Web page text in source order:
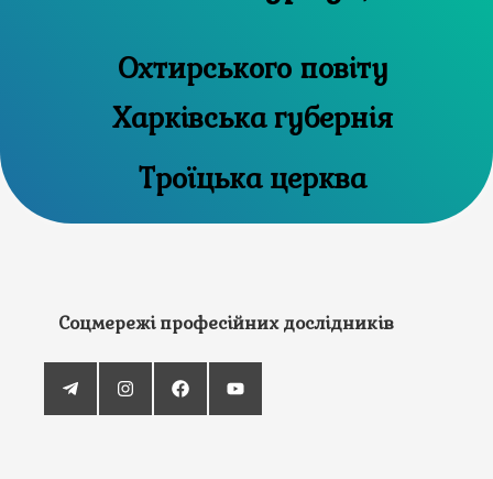
Охтирського повіту
Харківська губернія
Троїцька церква
Соцмережі професійних дослідників